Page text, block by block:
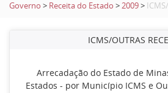
Governo > Receita do Estado >2009>
ICMS/OUTRAS
Arrecadação do Estado de
Estados - por Município ICMS e